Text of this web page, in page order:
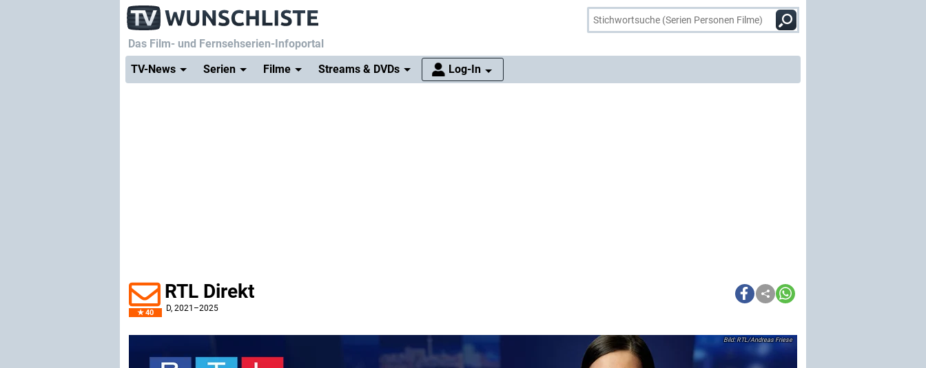
Das Film- und Fernsehserien-Infoportal
TV-News
Serien Filme Streams & DVDs Log-In
40
RTL Direkt
D, 2021–2025
RTL/Andreas Friese